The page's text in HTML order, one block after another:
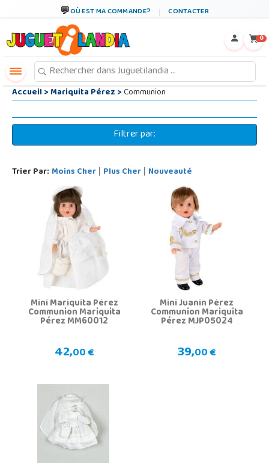
OÙ EST MA COMMANDE? CONTACTER
0
Accueil>Mariquita Pérez>Communion
Filtrer par:
Trier Par: Moins Cher | Plus Cher | Nouveauté
Mini Mariquita Pérez
Communion Mariquita
Pérez MM60012
42,00 €
Mini Juanin Pérez
Communion Mariquita
Pérez MJP05024
39,00 €